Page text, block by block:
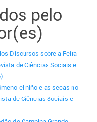
pelo
Discursos sobre a Feira
de Ciências Sociais e
el niño e as secas no
de Ciências Sociais e